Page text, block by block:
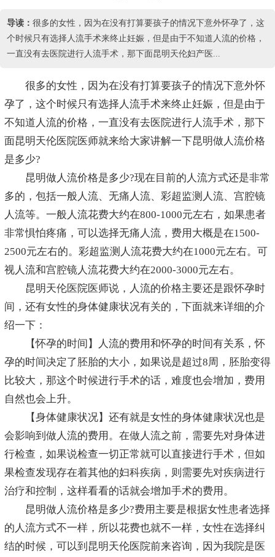
导读： 很多的女性，因为在没有打算要孩子的情况下意外怀孕了，这
个时候只有选择人流手术来终止妊娠，但是由于不知道人流的价格，
一直没有去医院进行人流手术，那下面昆明天伦妇产医...
很多的女性，因为在没有打算要孩子的情况下意外怀
孕了，这个时候只有选择人流手术来终止妊娠，但是由于
不知道人流的价格，一直没有去医院进行人流手术，那下
面昆明天伦医院医师就来给大家讲解一下昆明做人流价格
是多少?
昆明做人流价格是多少?现在目前的人流方式还是非常
多的，包括一般人流、无痛人流、彩超监测人流、宫腔镜
人流等。一般人流花费大约在800-1000元左右，如果患者
非常惧怕疼痛，可以选择无痛人流，费用大概是在1500-
2500元左右的。彩超监测人流花费大约在1000元左右。可
视人流和宫腔镜人流花费大约在2000-3000元左右。
昆明天伦医院医师说，人流的价格主要还是跟怀孕时
间，还有女性的身体健康状况有关的，下面就来详细的介
绍一下：
【怀孕的时间】人流的费用和怀孕的时间有关系，怀
孕的时间决定了胚胎的大小，如果说是超过8周，胚胎变得
比较大，那这个时候进行手术的话，难度也会增加，费用
自然也会上升。
【身体健康状况】还有就是女性的身体健康状况也是
会影响到做人流的费用。在做人流之前，需要先对身体进
行检查，如果说检查一切正常就可以直接进行手术，但如
果检查发现存在着其他的妇科疾病，则需要先对疾病进行
治疗和控制，这样看看的话就会增加手术的费用。
昆明做人流价格是多少?费用主要是根据女性患者选择
的人流方式不一样，所以花费也就不一样，女性在选择纠
结的时候，可以到昆明天伦医院前来咨询，因为我院是医